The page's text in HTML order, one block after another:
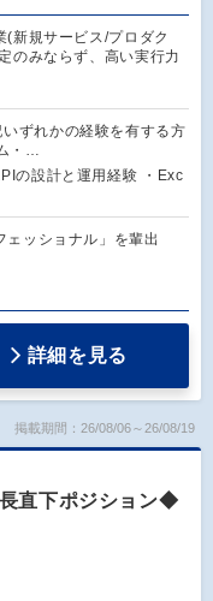
(新規サービス/プロダク
のみならず、高い実行力
ずれかの経験を有する方
・…
の設計と運用経験 ・Exc
ェッショナル」を輩出
詳細を見る
掲載期間：26/08/06～26/08/19
直下ポジション◆